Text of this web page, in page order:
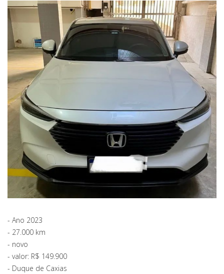
- Ano 2023
- ⁠27.000 km
- ⁠novo
- ⁠valor: R$ 149.900
- ⁠Duque de Caxias